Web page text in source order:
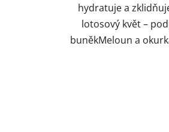
hydratuje a
lotosový květ –
buněkMeloun a